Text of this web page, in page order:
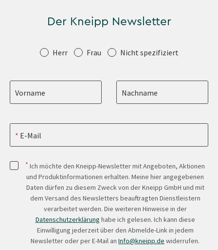
Der Kneipp Newsletter
Anrede Herr Frau Nicht spezifiziert
Vorname Nachname
E-Mail
* Ich möchte den Kneipp-Newsletter mit Angeboten, Aktionen
und Produktinformationen erhalten. Meine hier angegebenen
Daten dürfen zu diesem Zweck von der Kneipp GmbH und mit
dem Versand des Newsletters beauftragten Dienstleistern
verarbeitet werden. Die weiteren Hinweise in der
Datenschutzerklärung habe ich gelesen. Ich kann diese
Einwilligung jederzeit über den Abmelde-Link in jedem
Newsletter oder per E-Mail an Info@kneipp.de widerrufen.